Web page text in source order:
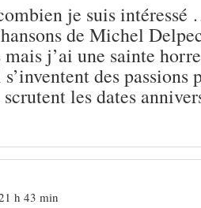
je suis
de Michel
j’ai une sainte
des passions
les dates
h 43 min